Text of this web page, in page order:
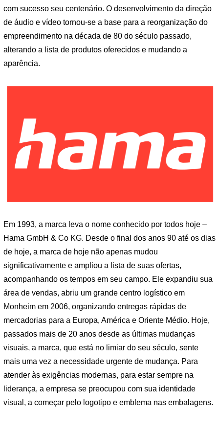
com sucesso seu centenário. O desenvolvimento da direção
de áudio e vídeo tornou-se a base para a reorganização do
empreendimento na década de 80 do século passado,
alterando a lista de produtos oferecidos e mudando a
aparência.
Em 1993, a marca leva o nome conhecido por todos hoje –
Hama GmbH & Co KG. Desde o final dos anos 90 até os dias
de hoje, a marca de hoje não apenas mudou
significativamente e ampliou a lista de suas ofertas,
acompanhando os tempos em seu campo. Ele expandiu sua
área de vendas, abriu um grande centro logístico em
Monheim em 2006, organizando entregas rápidas de
mercadorias para a Europa, América e Oriente Médio. Hoje,
passados ​​mais de 20 anos desde as últimas mudanças
visuais, a marca, que está no limiar do seu século, sente
mais uma vez a necessidade urgente de mudança. Para
atender às exigências modernas, para estar sempre na
liderança, a empresa se preocupou com sua identidade
visual, a começar pelo logotipo e emblema nas embalagens.